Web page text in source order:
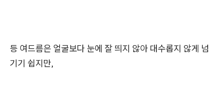
등 여드름은 얼굴보다 눈에 잘 띄지 않아 대수롭지 않게 넘
기기 쉽지만,